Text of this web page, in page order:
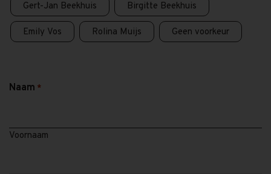
Naam *
Voornaam
Gert-Jan Beekhuis Birgitte Beekhuis
Emily Vos Rolina Muijs Geen voorkeur